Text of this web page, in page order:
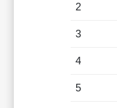
2
3
4
5